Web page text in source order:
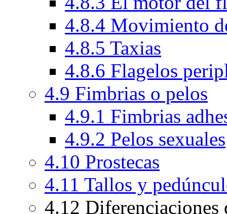
4.8.4 Movimiento
4.8.5 Taxias
4.8.6 Flagelos
4.9 Fimbrias o pelos
4.9.1 Fimbrias
4.9.2 Pelos sexuales
4.10 Prostecas
4.11 Tallos y
4.12 Diferenciaciones